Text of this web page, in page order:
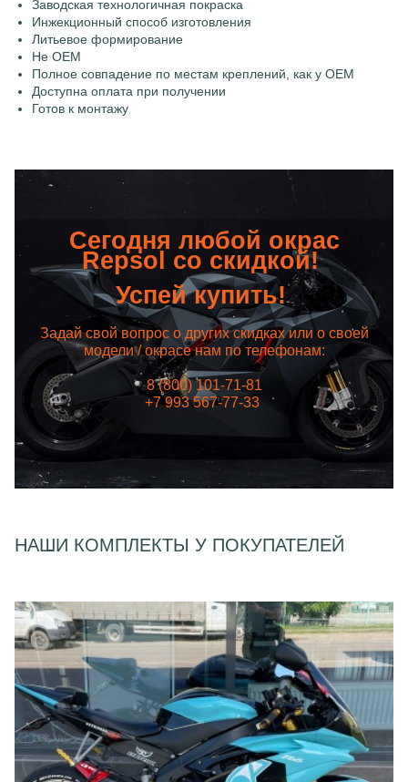
Заводская технологичная покраска
Инжекционный способ изготовления
Литьевое формирование
Не OEM
Полное совпадение по местам креплений, как у OEM
Доступна оплата при получении
Готов к монтажу
Сегодня любой окрас
Repsol со скидкой!
Успей купить!
Задай свой вопрос о других скидках или о своей
модели / окрасе нам по телефонам:
8 (800) 101-71-81
+7 993 567-77-33
НАШИ КОМПЛЕКТЫ У ПОКУПАТЕЛЕЙ